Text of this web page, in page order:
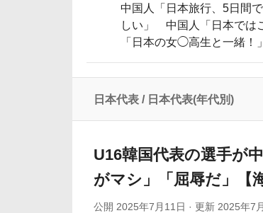
イチローがマリナーズ主催のHR
外国人「狂気の沙汰だ」FIFA会長、再選
韓国人「最近の日本アニメ業界の勢
【海外の反応】“新タナスコ”の
中国人「日本旅行、5日間
しい」 中国人「日本では
「日本の女◯高生と一緒！」
日本代表 / 日本代表(年代別)
U16韓国代表の選手が
がマシ」「屈辱だ」【
公開 2025年7月11日 · 更新 2025年7